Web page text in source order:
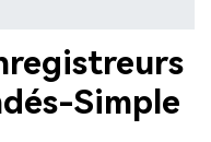
Simple